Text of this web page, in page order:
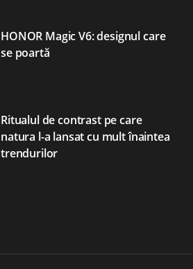
HONOR Magic V6: designul care
se poartă
Ritualul de contrast pe care
natura l-a lansat cu mult înaintea
trendurilor